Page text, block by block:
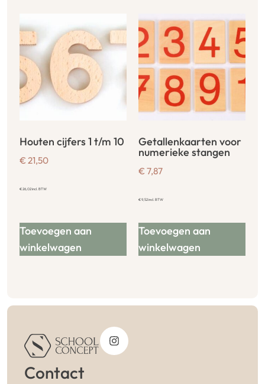
Houten cijfers 1 t/m 10
€ 21,50
€26,02incl. BTW
Toevoegen aan
winkelwagen
Getallenkaarten voor
numerieke stangen
€ 7,87
€9,52incl. BTW
Toevoegen aan
winkelwagen
Contact